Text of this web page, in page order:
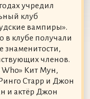
учредил
клуб
вампиры».
в клубе получали
знаменитости,
членов.
Кит Мун,
Старр и Джон
и актёр Джон